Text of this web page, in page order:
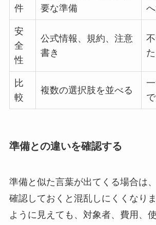
件
要な準備
安
全
性
公式情報、規約、注意
書き
比
較
複数の選択肢を並べる
準備との違いを確認する
準備と似た言葉が出てくる場合は
確認しておくと混乱しにくくなり
ように見えても、対象者、費用、